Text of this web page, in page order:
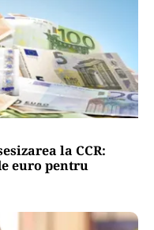
la CCR:
euro pentru